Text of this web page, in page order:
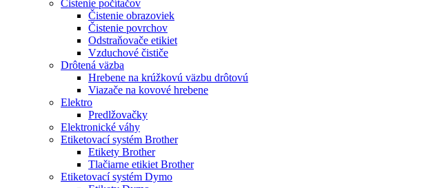
Čistenie počítačov
Čistenie obrazoviek
Čistenie povrchov
Odstraňovače etikiet
Vzduchové čističe
Drôtená väzba
Hrebene na krúžkovú väzbu drôtovú
Viazače na kovové hrebene
Elektro
Predlžovačky
Elektronické váhy
Etiketovací systém Brother
Etikety Brother
Tlačiarne etikiet Brother
Etiketovací systém Dymo